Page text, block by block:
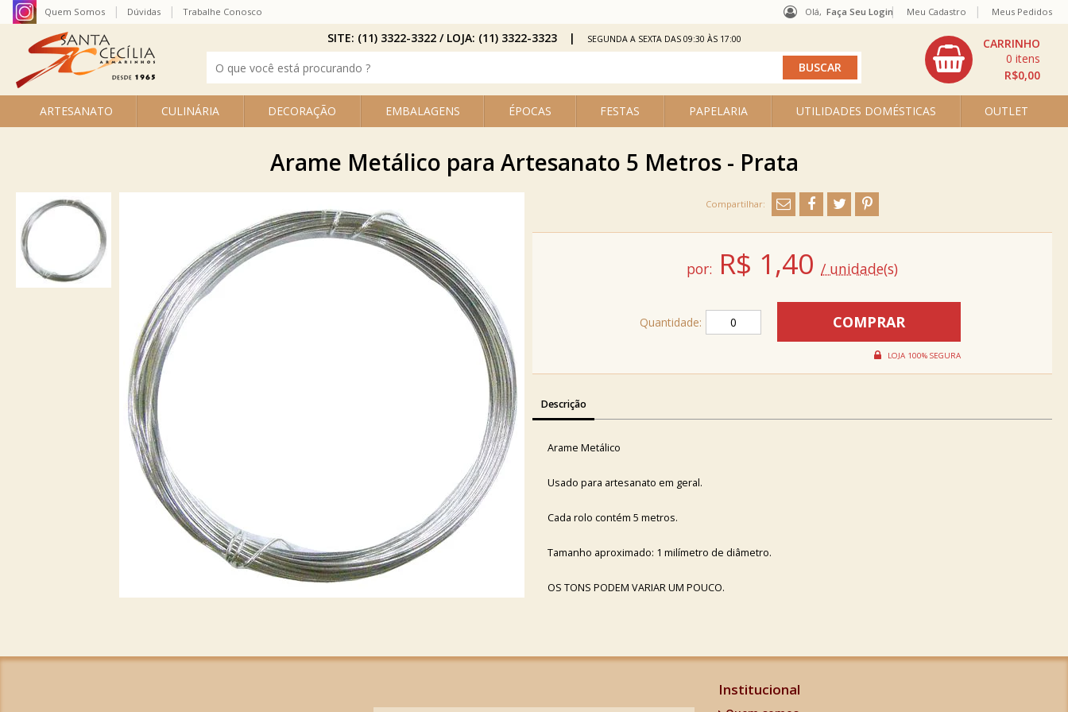
Olá, Faça Seu Login
ARTESANATO CULINÁRIA DECORAÇÃO EMBALAGENS ÉPOCAS FESTAS PAPELARIA UTILIDADES DOMÉSTICAS OUTLET
R$0,00
0
Quem Somos Dúvidas Trabalhe Conosco Meu Cadastro Meus Pedidos
SITE: (11) 3322-3322 / LOJA: (11) 3322-3323 SEGUNDA A SEXTA DAS 09:30 ÀS 17:00
Arame Metálico para Artesanato 5 Metros - Prata
por: R$ 1,40 / unidade(s)
Quantidade:
Descrição
Arame Metálico
Usado para artesanato em geral.
Cada rolo contém 5 metros.
Tamanho aproximado: 1 milímetro de diâmetro.
OS TONS PODEM VARIAR UM POUCO.
Institucional